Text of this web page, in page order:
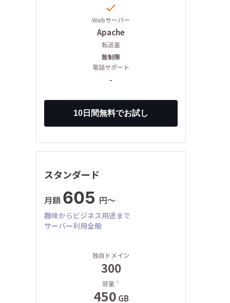

Webサーバー
Apache
転送量
無制限
電話サポート
-
スタンダード
月額 605 円〜
趣味からビジネス用途まで
サーバー利用全般
独自ドメイン
300
容量 ※
450 GB